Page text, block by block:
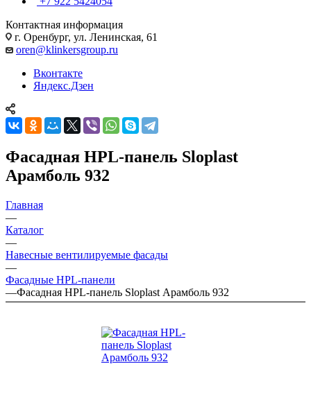
Контактная информация
г. Оренбург, ул. Ленинская, 61
oren@klinkersgroup.ru
Вконтакте
Яндекс.Дзен
Фасадная HPL-панель Sloplast
Арамболь 932
Главная
—
Каталог
—
Навесные вентилируемые фасады
—
Фасадные HPL-панели
—Фасадная HPL-панель Sloplast Арамболь 932